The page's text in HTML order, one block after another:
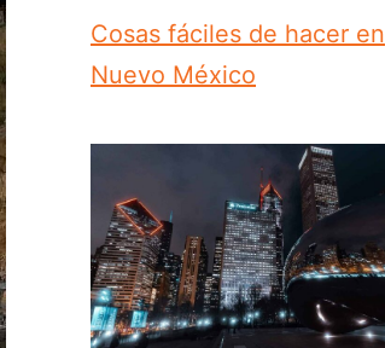
Cosas fáciles de hacer en
Nuevo México